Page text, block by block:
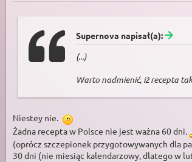
Supernova napisał(a):
(...)
Warto nadmienić, iż recepta
Niestey nie.
Żadna recepta w Polsce nie jest ważna 60 dni.
(oprócz szczepionek przygotowywanych dla
30 dni (nie miesiąc kalendarzowy, dlatego w